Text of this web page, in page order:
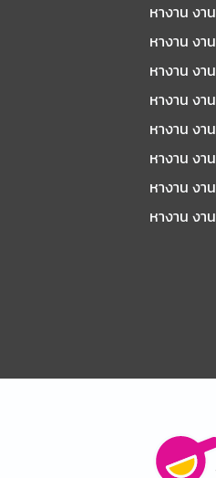
หางาน งา
หางาน ง
หางาน งา
หางาน งา
หางาน ง
หางาน ง
หางาน งา
หางาน ง